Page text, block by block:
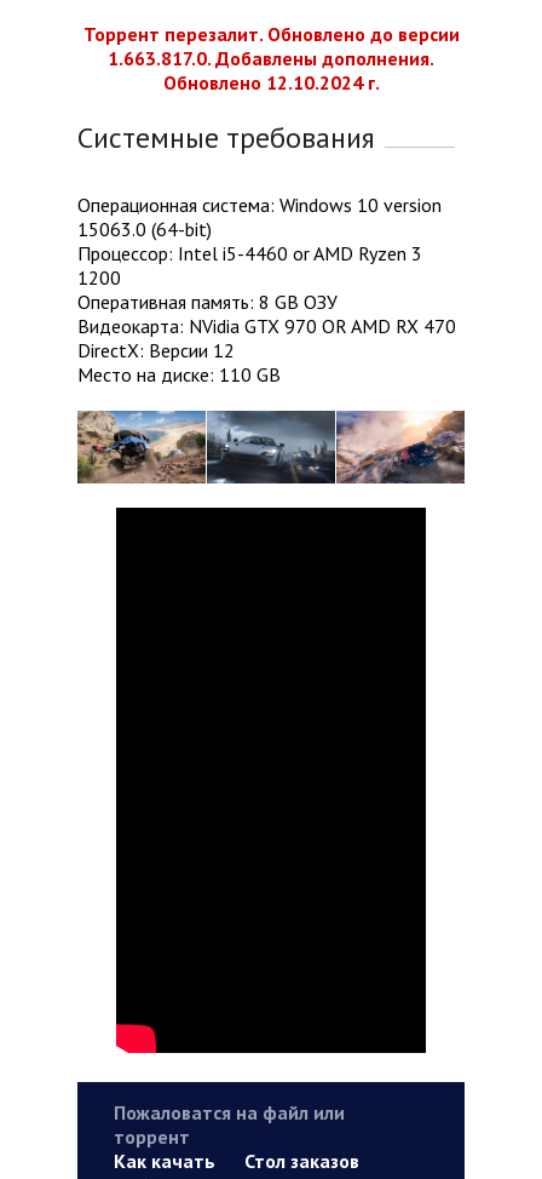
Торрент перезалит. Обновлено до версии
1.663.817.0. Добавлены дополнения.
Обновлено 12.10.2024 г.
Системные требования
Операционная система: Windows 10 version
15063.0 (64-bit)
Процессор: Intel i5-4460 or AMD Ryzen 3
1200
Оперативная память: 8 GB ОЗУ
Видеокарта: NVidia GTX 970 OR AMD RX 470
DirectX: Версии 12
Место на диске: 110 GB
Пожаловатся на файл или
торрент
Как качать
Стол заказов